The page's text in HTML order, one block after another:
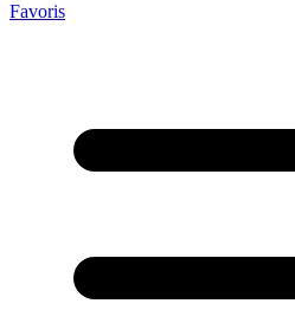
Favoris